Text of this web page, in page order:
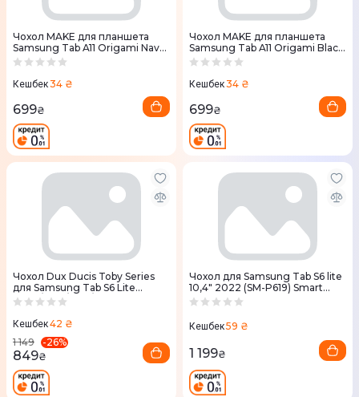
Чохол MAKE для планшета
Samsung Tab A11 Origami Navy
(MTCO-STA11NV)
Кешбек34 ₴
699₴
Чохол MAKE для планшета
Samsung Tab A11 Origami Black
(MTCO-STA11BK)
Кешбек34 ₴
699₴
Чохол Dux Ducis Toby Series
для Samsung Tab S6 Lite
(P610/P613/P615/P619) black
Кешбек42 ₴
1 149
-26%
849₴
Чохол для Samsung Tab S6 lite
10,4" 2022 (SM-P619) Smart
Cover (blue)
Кешбек59 ₴
1 199₴